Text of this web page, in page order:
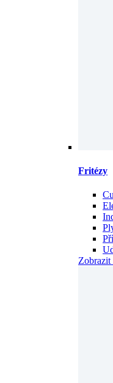
Fritézy
Zobrazit